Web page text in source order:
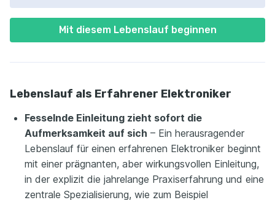
Mit diesem Lebenslauf beginnen
Lebenslauf als Erfahrener Elektroniker
Fesselnde Einleitung zieht sofort die
Aufmerksamkeit auf sich – Ein herausragender
Lebenslauf für einen erfahrenen Elektroniker beginnt
mit einer prägnanten, aber wirkungsvollen Einleitung,
in der explizit die jahrelange Praxiserfahrung und eine
zentrale Spezialisierung, wie zum Beispiel